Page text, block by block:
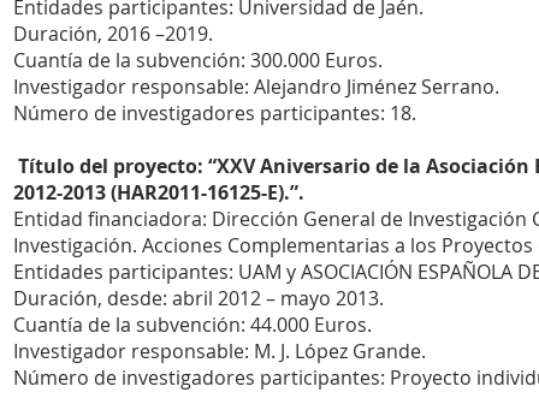
Entidades participantes: Universidad de Jaén.
Duración, 2016 –2019.
Cuantía de la subvención: 300.000 Euros.
Investigador responsable: Alejandro Jiménez Serrano.
Número de investigadores participantes: 18.
Título del proyecto: “XXV Aniversario de la
2012-2013 (HAR2011-16125-E).”.
Entidad financiadora: Dirección General de Investigación
Investigación. Acciones Complementarias a los
Entidades participantes: UAM y ASOCIACIÓN ESPAÑOLA
Duración, desde: abril 2012 – mayo 2013.
Cuantía de la subvención: 44.000 Euros.
Investigador responsable: M. J. López Grande.
Número de investigadores participantes: Proyecto